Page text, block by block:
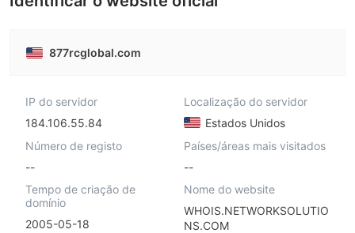
877rcglobal.com
IP do servidor
184.106.55.84
Localização do servidor
Estados Unidos
Número de registo
--
Países/áreas mais visitados
--
Tempo de criação de
domínio
2005-05-18
Nome do website
WHOIS.NETWORKSOLUTIO
NS.COM